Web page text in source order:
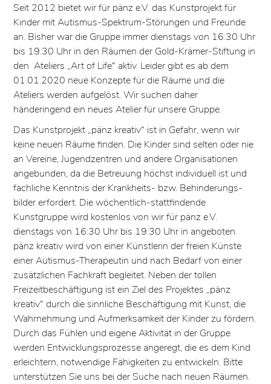
Seit 2012 bietet wir für pänz e.V. das Kunstprojekt für
Kinder mit Autismus-Spektrum-Störungen und Freunde
an. Bisher war die Gruppe immer dienstags von 16:30 Uhr
bis 19:30 Uhr in den Räumen der Gold-Krämer-Stiftung in
den Ateliers „Art of Life“ aktiv. Leider gibt es ab dem
01.01.2020 neue Konzepte für die Räume und die
Ateliers werden aufgelöst. Wir suchen daher
händeringend ein neues Atelier für unsere Gruppe.
Das Kunstprojekt „pänz kreativ“ ist in Gefahr, wenn wir
keine neuen Räume finden. Die Kinder sind selten oder nie
an Vereine, Jugendzentren und andere Organisationen
angebunden, da die Betreuung höchst individuell ist und
fachliche Kenntnis der Krankheits- bzw. Behinderungs­
bilder erfordert. Die wöchentlich-stattfindende
Kunstgruppe wird kostenlos von wir für pänz e.V.
dienstags von 16:30 Uhr bis 19:30 Uhr in angeboten.
pänz kreativ wird von einer Künstlerin der freien Künste
einer Autismus-Therapeutin und nach Bedarf von einer
zusätzlichen Fachkraft begleitet. Neben der tollen
Freizeitbeschäftigung ist ein Ziel des Projektes „pänz
kreativ“ durch die sinnliche Beschäftigung mit Kunst, die
Wahrnehmung und Aufmerksamkeit der Kinder zu fördern.
Durch das Fühlen und eigene Aktivität in der Gruppe
werden Entwicklungs­prozesse angeregt, die es dem Kind
erleichtern, notwendige Fähigkeiten zu entwickeln. Bitte
unterstützen Sie uns bei der Suche nach neuen Räumen.